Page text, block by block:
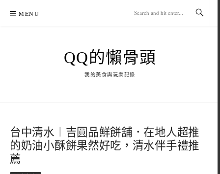
MENU
QQ的懶骨頭
我的美食與玩樂記錄
台中清水︱吉圓品鮮餅舖．在地人超推
的奶油小酥餅果然好吃，清水伴手禮推
薦